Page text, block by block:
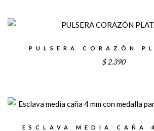
PULSERA CORAZÓN
$ 2.390
ESCLAVA MEDIA CAÑA